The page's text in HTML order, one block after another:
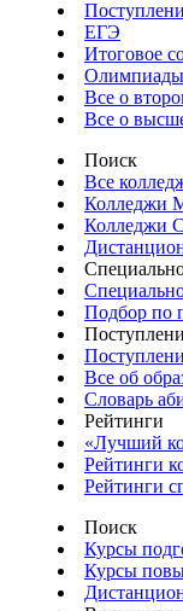
ЕГЭ
Итоговое
Олимпиады
Все о
Все о
Поиск
Все
Колледжи
Колледжи
Подбор по
Все об
Словарь
Рейтинги
«Лучший
Рейтинги
Рейтинги
Поиск
Курсы
Курсы